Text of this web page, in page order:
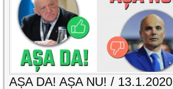
AȘA DA! AȘA NU! / 13.1.2020